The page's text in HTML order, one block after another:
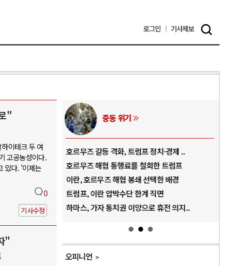
로그인 기사제보
"
이테크 두 여
고공농성이다.
있다. '이제는
0
기사수정
"
쟁
전의 역..
러시아..
지 공..
아…민간 ..
중동 위기
호르무즈 갈등 격화, 트럼프 정치·경제 ..
호르무즈 해협 통행료를 철회한 트럼프
이란, 호르무즈 해협 봉쇄 선택한 배경
트럼프, 이란 압박수단 한계 직면
하마스, 가자 통치권 이양으로 휴전 의지..
오피니언